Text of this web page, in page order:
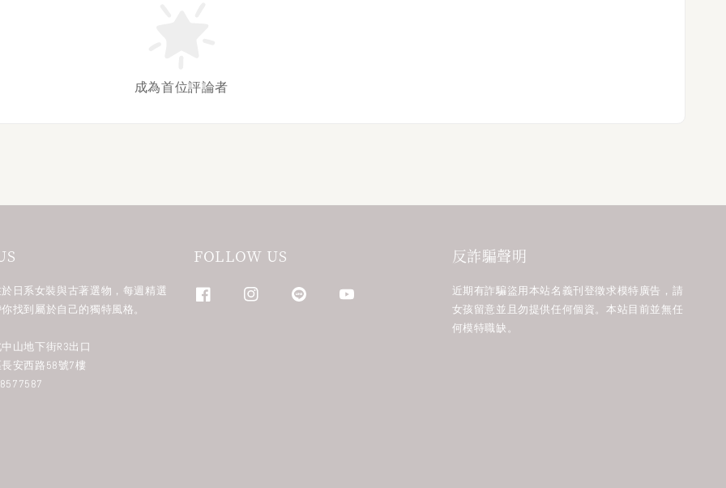
成為首位評論者
於日系女裝與古著選物，每週精選
找到屬於自己的獨特風格。
山地下街R3出口
安西路58號7樓
FOLLOW US 反詐騙聲明
近期有詐騙盜用本站名義刊登徵求模特廣告，請
女孩留意並且勿提供任何個資。本站目前並無任
何模特職缺。